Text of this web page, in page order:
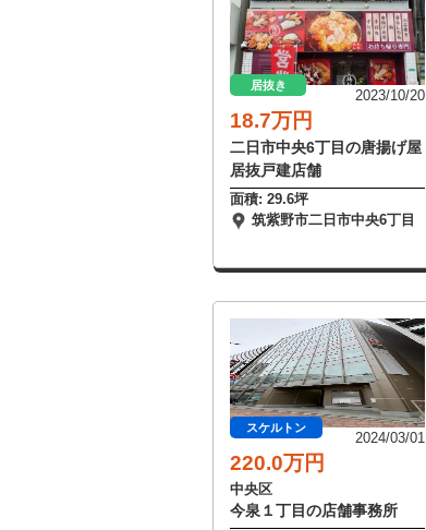
居抜き
2023/10/20
18.7万円
二日市中央6丁目の唐揚げ屋
居抜戸建店舗
面積: 29.6坪
筑紫野市二日市中央6丁目
スケルトン
2024/03/01
220.0万円
中央区
今泉１丁目の店舗事務所